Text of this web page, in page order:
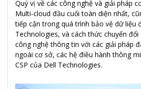
Quý vị về các công nghệ và giải pháp
Multi-cloud đầu cuối toàn diện nhất,
tiếp cận trong quá trình bảo vệ dữ liệu
Technologies, và cách thức chuyển
công nghệ thông tin với các giải pháp
ngoài cơ sở, các hệ điều hành thông
CSP của Dell Technologies.